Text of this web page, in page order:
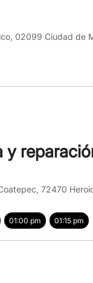
02099 Ciudad de
y
72470
01:00 pm 01:15 pm